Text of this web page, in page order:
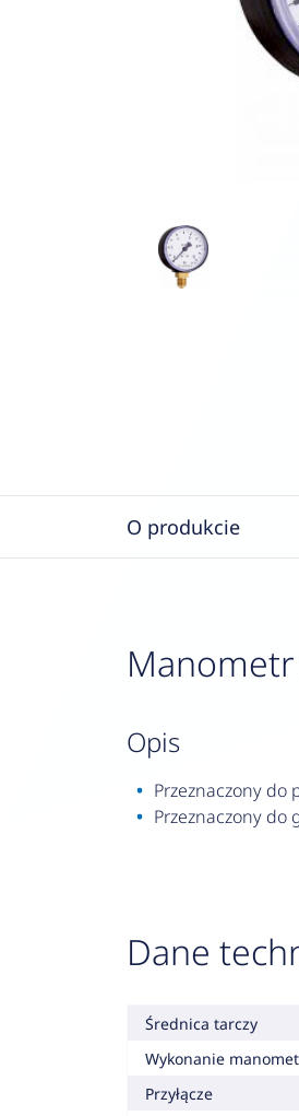
O produkcie
Manometr
opis
Przeznaczony
Przeznaczony do
Dane
Średnica tarczy
Wykonanie
Przyłącze